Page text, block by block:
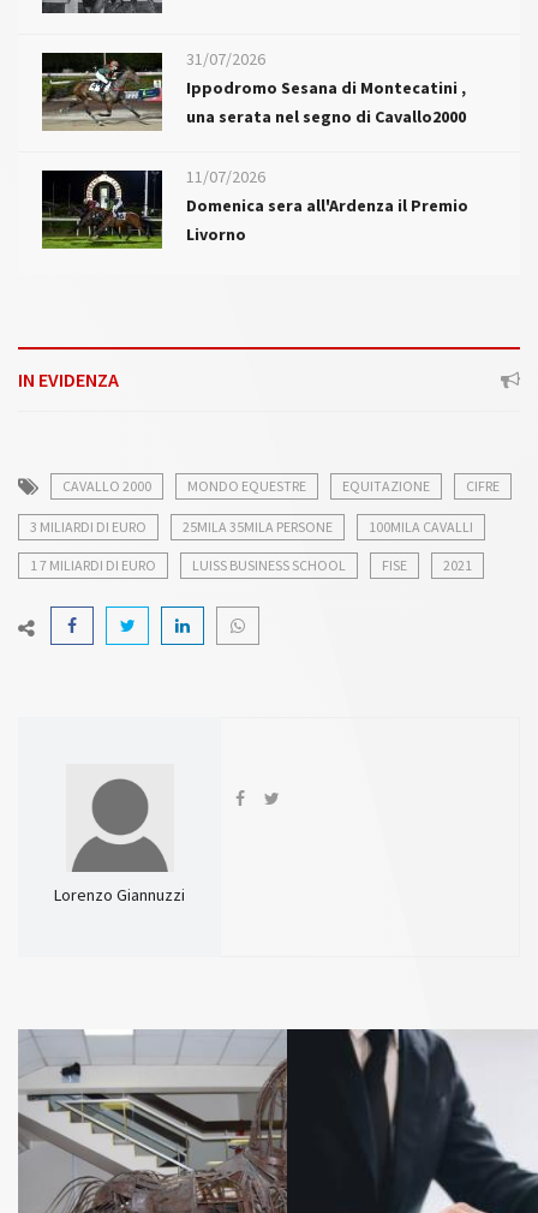
31/07/2026
Ippodromo Sesana di Montecatini ,
una serata nel segno di Cavallo2000
11/07/2026
Domenica sera all'Ardenza il Premio
Livorno
IN EVIDENZA
CAVALLO 2000 MONDO EQUESTRE EQUITAZIONE CIFRE
3 MILIARDI DI EURO 25MILA 35MILA PERSONE 100MILA CAVALLI
1 7 MILIARDI DI EURO LUISS BUSINESS SCHOOL FISE 2021
Lorenzo Giannuzzi